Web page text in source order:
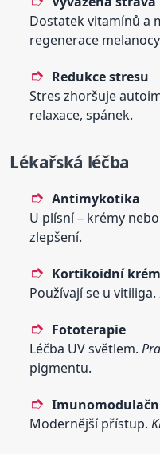
Dostatek vitamínů a
regenerace
Redukce stresu
Stres zhoršuje
relaxace, spánek.
Lékařská léčba
Antimykotika
U plísní – krémy
zlepšení.
Kortikoidní
Používají se u vitiliga.
Fototerapie
Léčba UV světlem.
pigmentu.
Modernější přístup.